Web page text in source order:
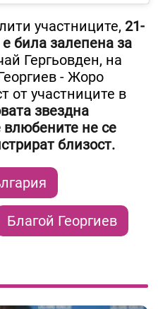
участниците, 21-
била залепена за
Гергьовден, на
- Жоро
от участниците в
звездна
влюбените не се
близост.
Благой Георгиев